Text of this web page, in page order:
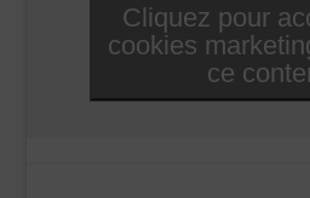
Cliquez pour
cookies
ce